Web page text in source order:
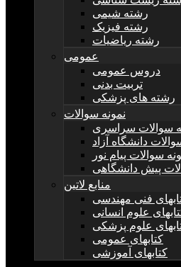
رشته شیمی
رشته فیزیک
رشته ریاضیات
عمومی
دروس عمومی
تربیت بدنی
رشته های پزشکی
نمونه سوالات
سوالات سراسری
دانشگاه آزاد
سوالات پیام نور
پیش دانشگاهی
منابع لاتین
فنی مهندسی
علوم انسانی
علوم پزشکی
کتابهای عمومی
کتابهای آموزشی